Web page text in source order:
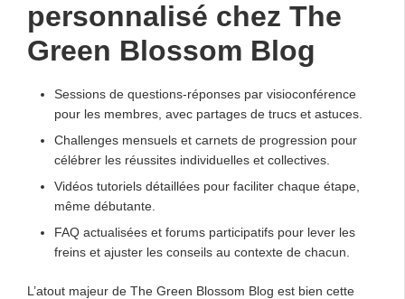
personnalisé chez The
Green Blossom Blog
Sessions de questions-réponses par visioconférence
pour les membres, avec partages de trucs et astuces.
Challenges mensuels et carnets de progression pour
célébrer les réussites individuelles et collectives.
Vidéos tutoriels détaillées pour faciliter chaque étape,
même débutante.
FAQ actualisées et forums participatifs pour lever les
freins et ajuster les conseils au contexte de chacun.
L’atout majeur de The Green Blossom Blog est bien cette